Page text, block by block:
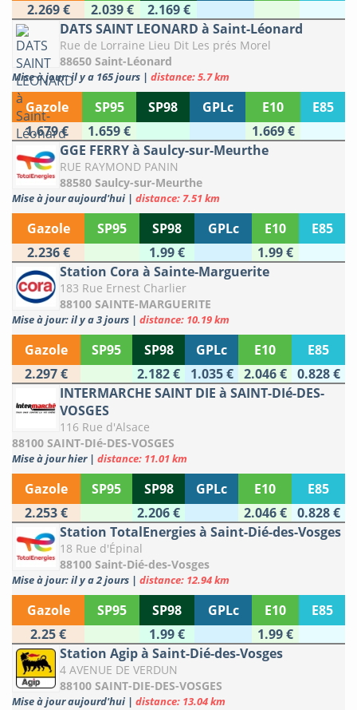
2.269 €
2.039 €
2.169 €
DATS SAINT LEONARD à Saint-Léonard
Rue de Lorraine Lieu Dit Les prés Morel
88650 Saint-Léonard
Mise à jour: il y a 165 jours | distance: 5.7 km
Gazole SP95 SP98 GPLc E10
E85
1.679 €
1.659 €
1.669 €
GGE FERRY à Saulcy-sur-Meurthe
RUE RAYMOND PANIN
88580 Saulcy-sur-Meurthe
Mise à jour aujourd'hui | distance: 7.51 km
Gazole SP95 SP98 GPLc E10
E85
2.236 €
1.99 €
1.99 €
Station Cora à Sainte-Marguerite
183 Rue Ernest Charlier
88100 SAINTE-MARGUERITE
Mise à jour: il y a 3 jours | distance: 10.19 km
Gazole SP95 SP98 GPLc E10
E85
2.297 €
2.182 € 1.035 € 2.046 €
0.828 €
INTERMARCHE SAINT DIE à SAINT-DIé-DES-
VOSGES
116 Rue d'Alsace
88100 SAINT-DIé-DES-VOSGES
Mise à jour hier | distance: 11.01 km
Gazole SP95 SP98 GPLc E10
E85
2.253 €
2.206 € 2.046 €
0.828 €
Station TotalEnergies à Saint-Dié-des-Vosges
18 Rue d'Épinal
88100 Saint-Dié-des-Vosges
Mise à jour: il y a 2 jours | distance: 12.94 km
Gazole SP95 SP98 GPLc E10
E85
2.25 €
1.99 €
1.99 €
Station Agip à Saint-Dié-des-Vosges
4 AVENUE DE VERDUN
88100 SAINT-DIE-DES-VOSGES
Mise à jour aujourd'hui | distance: 13.04 km